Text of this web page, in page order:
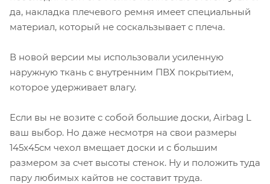
да, накладка плечевого ремня имеет специальный
материал, который не соскальзывает с плеча.
В новой версии мы использовали усиленную
наружную ткань с внутренним ПВХ покрытием,
которое удерживает влагу.
Если вы не возите с собой большие доски, Airbag L
ваш выбор. Но даже несмотря на свои размеры
145x45см чехол вмещает доски и с большим
размером за счет высоты стенок. Ну и положить туда
пару любимых кайтов не составит труда.